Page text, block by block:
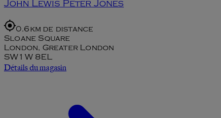
John Lewis Peter Jones
0.6km de distance
Sloane Square
London, Greater London
SW1W 8EL
Détails du magasin